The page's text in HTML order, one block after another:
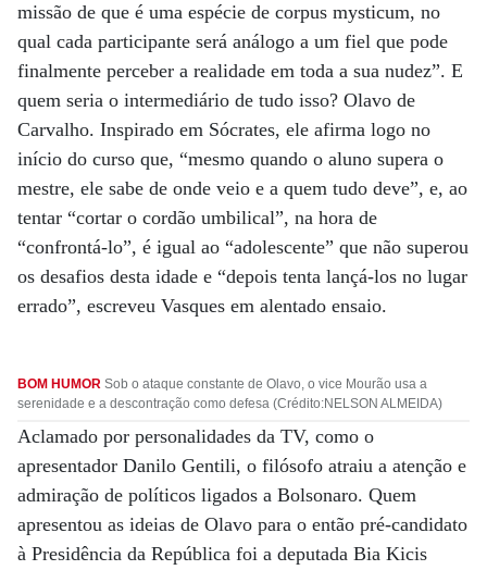
missão de que é uma espécie de corpus mysticum, no
qual cada participante será análogo a um fiel que pode
finalmente perceber a realidade em toda a sua nudez”. E
quem seria o intermediário de tudo isso? Olavo de
Carvalho. Inspirado em Sócrates, ele afirma logo no
início do curso que, “mesmo quando o aluno supera o
mestre, ele sabe de onde veio e a quem tudo deve”, e, ao
tentar “cortar o cordão umbilical”, na hora de
“confrontá-lo”, é igual ao “adolescente” que não superou
os desafios desta idade e “depois tenta lançá-los no lugar
errado”, escreveu Vasques em alentado ensaio.
BOM HUMOR Sob o ataque constante de Olavo, o vice Mourão usa a
serenidade e a descontração como defesa (Crédito:NELSON ALMEIDA)
Aclamado por personalidades da TV, como o
apresentador Danilo Gentili, o filósofo atraiu a atenção e
admiração de políticos ligados a Bolsonaro. Quem
apresentou as ideias de Olavo para o então pré-candidato
à Presidência da República foi a deputada Bia Kicis